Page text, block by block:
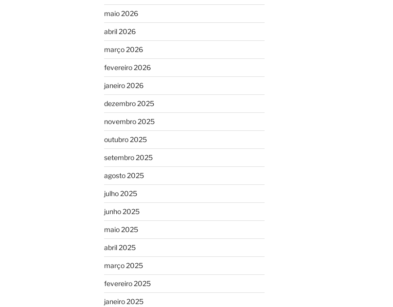
maio 2026
abril 2026
março 2026
fevereiro 2026
janeiro 2026
dezembro 2025
novembro 2025
outubro 2025
setembro 2025
agosto 2025
julho 2025
junho 2025
maio 2025
abril 2025
março 2025
fevereiro 2025
janeiro 2025